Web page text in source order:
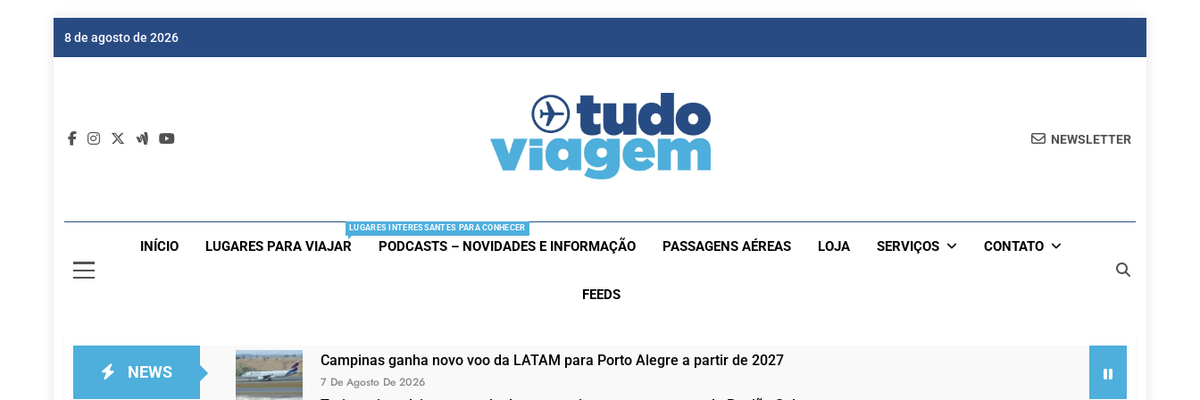
8 de agosto de 2026
NEWSLETTER
INÍCIO LUGARES PARA VIAJAR
LUGARES INTERESSANTES PARA CONHECER
PODCASTS – NOVIDADES E INFORMAÇÃO PASSAGENS AÉREAS LOJA SERVIÇOS CONTATO
FEEDS
NEWS
Campinas ganha novo voo da LATAM para Porto Alegre a partir de 2027
7 De Agosto De 2026